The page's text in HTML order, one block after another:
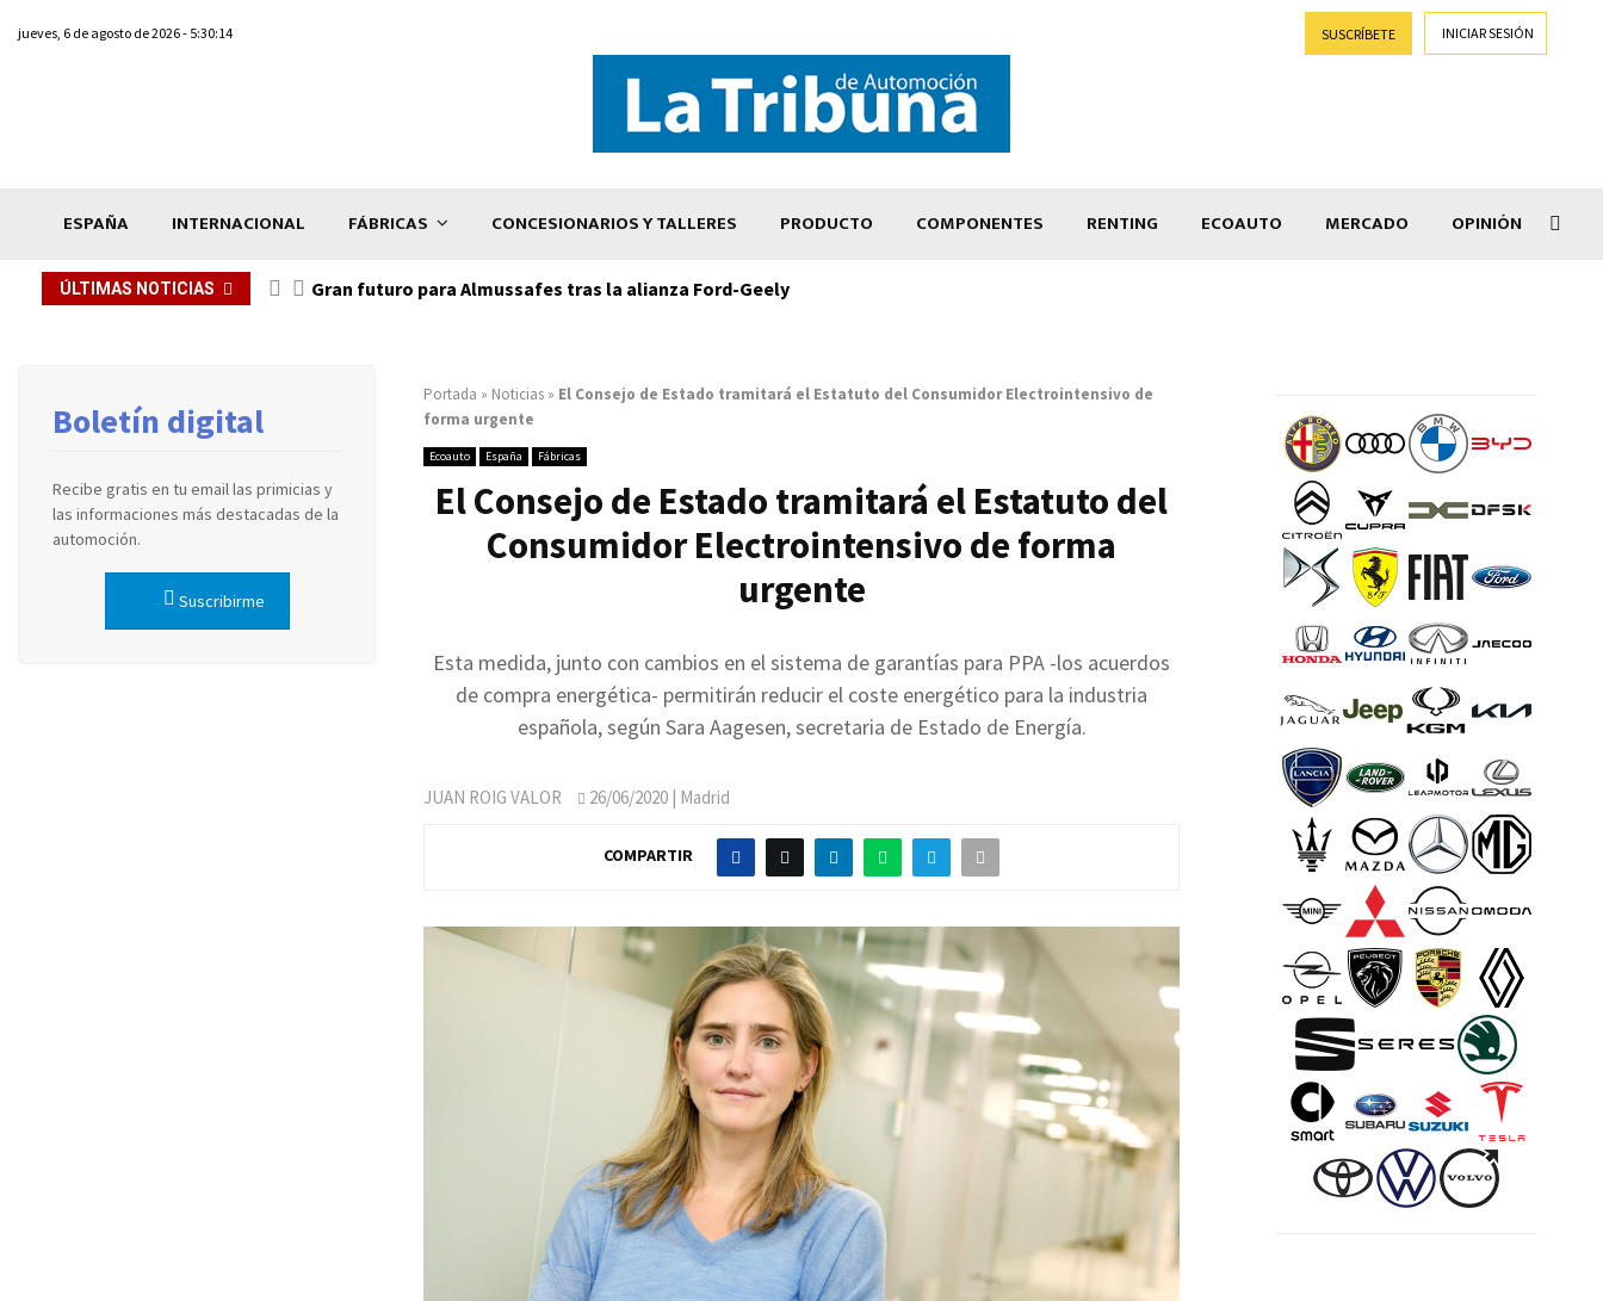
jueves, 6 de agosto de 2026 - 5:30:14 SUSCRÍBETE INICIAR SESIÓN
ESPAÑA INTERNACIONAL FÁBRICAS CONCESIONARIOS Y TALLERES PRODUCTO COMPONENTES RENTING ECOAUTO MERCADO OPINIÓN
ÚLTIMAS NOTICIAS Gran futuro para Almussafes tras la alianza Ford-Geely
Portada » Noticias » El Consejo de Estado tramitará el Estatuto del Consumidor Electrointensivo de
forma urgente
Ecoauto España Fábricas
El Consejo de Estado tramitará el Estatuto del
Consumidor Electrointensivo de forma
urgente
Esta medida, junto con cambios en el sistema de garantías para PPA -los acuerdos
de compra energética- permitirán reducir el coste energético para la industria
española, según Sara Aagesen, secretaria de Estado de Energía.
JUAN ROIG VALOR 26/06/2020 | Madrid
COMPARTIR
Boletín digital
Recibe gratis en tu email las primicias y
las informaciones más destacadas de la
automoción.
Suscribirme